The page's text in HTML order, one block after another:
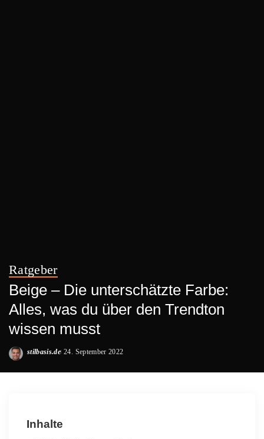
Ratgeber
Beige – Die unterschätzte Farbe:
Alles, was du über den Trendton
wissen musst
Posted
stilbasis.de 24. September 2022
Inhalte